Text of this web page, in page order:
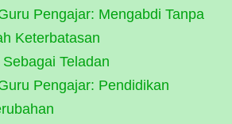
Pengajar: Mengabdi Tanpa
Keterbatasan
Teladan
Pengajar: Pendidikan